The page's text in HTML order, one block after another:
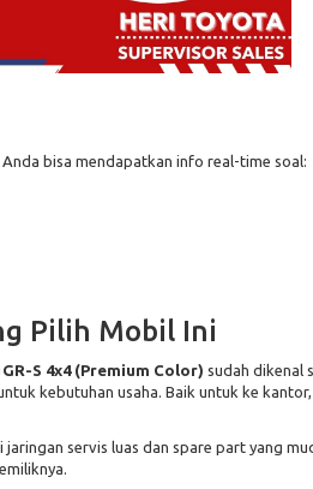
bisa mendapatkan info real-time soal:
Pilih Mobil Ini
S 4x4 (Premium Color) sudah dikenal
kebutuhan usaha. Baik untuk ke
servis luas dan spare part yang